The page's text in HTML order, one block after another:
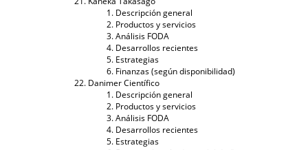
Descripción general
Productos y servicios
Análisis FODA
Desarrollos recientes
Estrategias
Finanzas (según disponibilidad)
Danimer Científico
Descripción general
Productos y servicios
Análisis FODA
Desarrollos recientes
Estrategias